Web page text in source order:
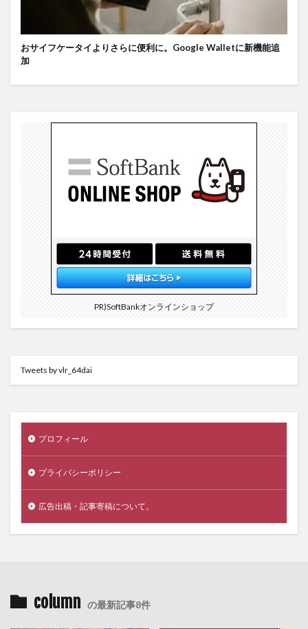
おサイフケータイよりさらに便利に。Google Walletに新機能追
加
PR)SoftBankオンラインショップ
Tweets by vlr_64dai
プロフィール
プライバシーポリシー
広告出稿・記事寄稿について。
column の最新記事8件